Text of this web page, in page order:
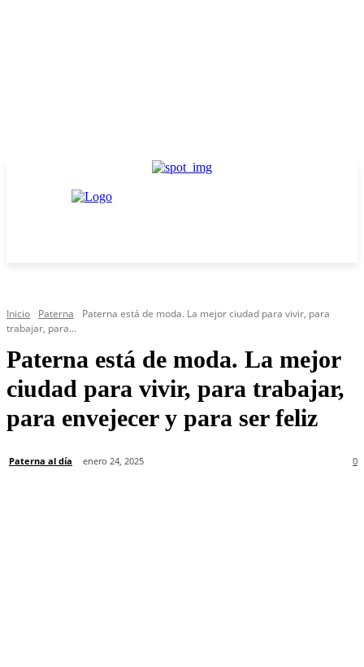
Inicio Paterna
Paterna está de moda. La mejor ciudad para vivir, para
trabajar, para...
Paterna está de moda. La mejor
ciudad para vivir, para trabajar,
para envejecer y para ser feliz
Paterna al día enero 24, 2025 0